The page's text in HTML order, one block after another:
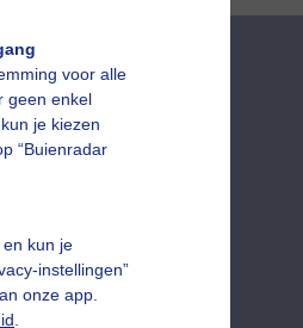
voor alle
geen enkel
je kiezen
“Buienradar
kun je
instellingen”
onze app.